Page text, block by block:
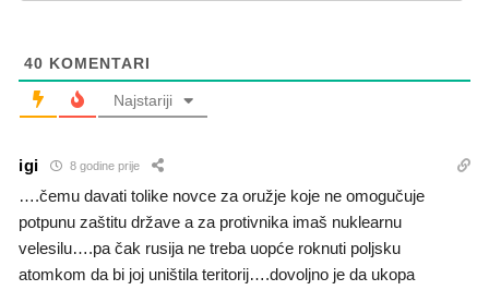
40 KOMENTARI
Najstariji
igi 8 godine prije
….čemu davati tolike novce za oružje koje ne omogučuje
potpunu zaštitu države a za protivnika imaš nuklearnu
velesilu….pa čak rusija ne treba uopće roknuti poljsku
atomkom da bi joj uništila teritorij….dovoljno je da ukopa